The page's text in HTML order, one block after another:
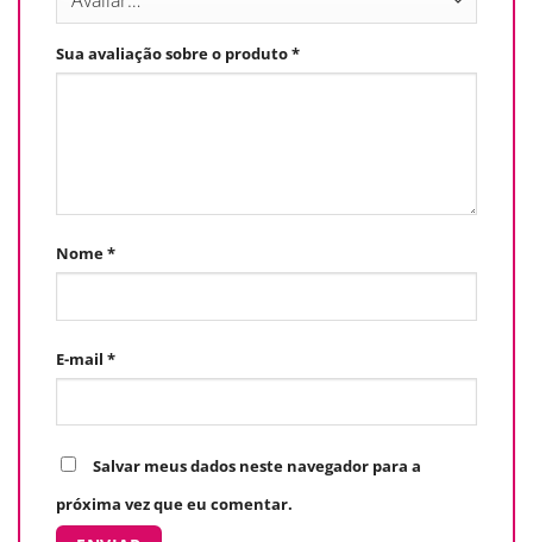
Sua avaliação sobre o produto*
Nome*
E-mail *
Salvar meus dados neste navegador para a
próxima vez que eu comentar.